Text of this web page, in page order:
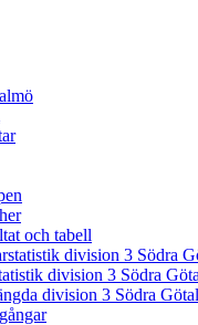
och tabell
division 3 Södra
division 3 Södra
division 3 Södra